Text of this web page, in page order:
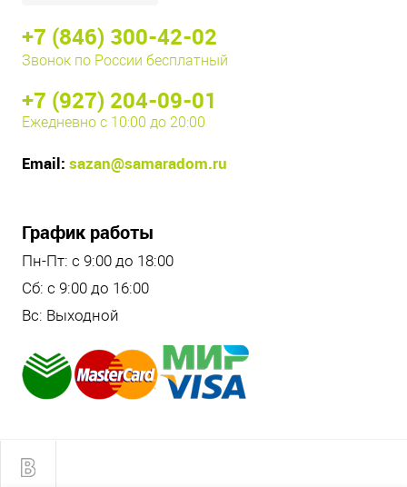
+7 (846) 300-42-02
Звонок по России бесплатный
+7 (927) 204-09-01
Ежедневно с 10:00 до 20:00
Email: sazan@samaradom.ru
График работы
Пн-Пт: с 9:00 до 18:00
Сб: с 9:00 до 16:00
Вс: Выходной